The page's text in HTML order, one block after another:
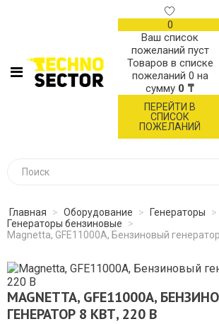
0
Ваш список
пожеланий пуст
Товаров в списке
пожеланий 0 на
сумму 0 ₸
ПЕРЕЙТИ В
СПИСОК
ПОЖЕЛАНИЙ
Главная > Оборудование > Генераторы
>
Генераторы бензиновые
>
Magnetta, GFE11000A, Бензиновый
MAGNETTA, GFE11000A,
ГЕНЕРАТОР 8 КВТ, 220 В